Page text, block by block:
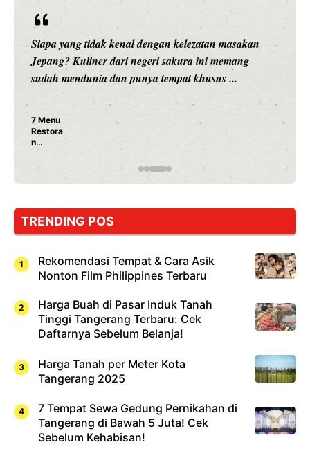
Siapa yang tidak kenal dengan kelezatan masakan
Jepang? Kuliner dari negeri sakura ini memang
sudah mendunia dan punya tempat khusus ...
7 Menu
Restora
n
Jepang
yang
Dicoba,
Cuma
Sushi!
TRENDING POS
Rekomendasi Tempat & Cara Asik
Nonton Film Philippines Terbaru
Harga Buah di Pasar Induk Tanah
Tinggi Tangerang Terbaru: Cek
Daftarnya Sebelum Belanja!
Harga Tanah per Meter Kota
Tangerang 2025
7 Tempat Sewa Gedung Pernikahan di
Tangerang di Bawah 5 Juta! Cek
Sebelum Kehabisan!